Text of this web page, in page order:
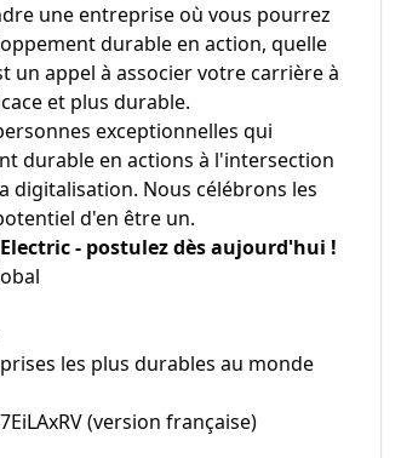
une entreprise où vous pourrez
durable en action, quelle
un appel à associer votre carrière à
et plus durable.
exceptionnelles qui
durable en actions à l'intersection
digitalisation. Nous célébrons les
d'en être un.
- postulez dès aujourd'hui !
les plus durables au monde
(version française)